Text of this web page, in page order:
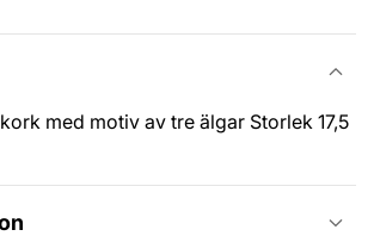
med motiv av tre älgar Storlek 17,5